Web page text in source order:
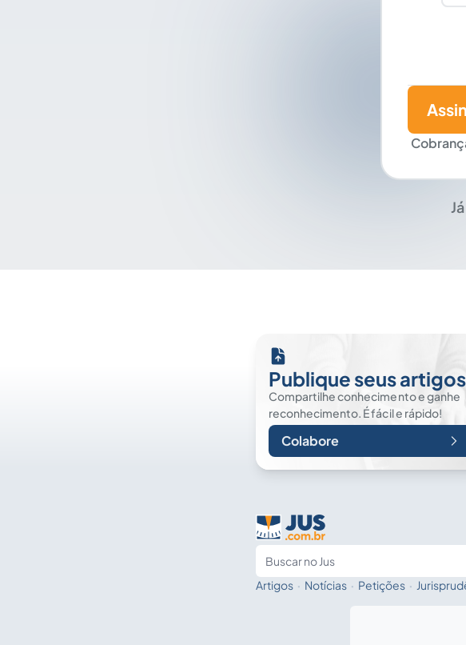
Publique seus artigos
Compartilhe conhecimento e ganhe
reconhecimento. É fácil e rápido!
Colabore
Artigos · Notícias · Petições ·